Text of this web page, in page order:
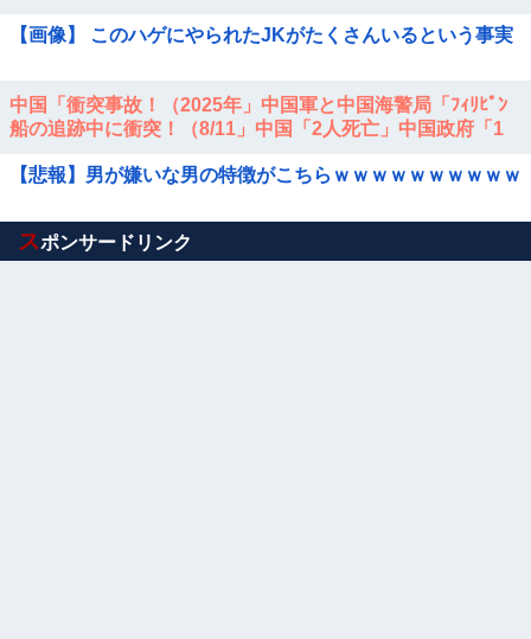
【画像】 このハゲにやられたJKがたくさんいるという事実
中国「衝突事故！（2025年」中国軍と中国海警局「ﾌｨﾘﾋﾟﾝ
船の追跡中に衝突！（8/11」中国「2人死亡」中国政府「1
【悲報】男が嫌いな男の特徴がこちらｗｗｗｗｗｗｗｗｗｗ
Powered by livedoor 相互RSS
スポンサードリンク